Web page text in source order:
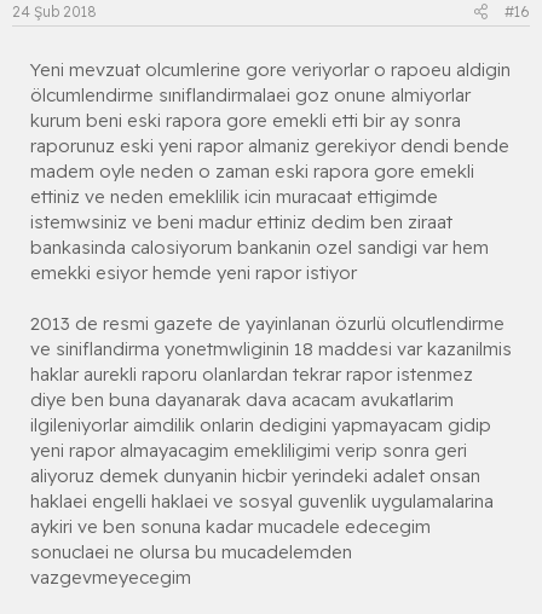
24 Şub 2018 #16
Yeni mevzuat olcumlerine gore veriyorlar o rapoeu aldigin
ölcumlendirme sıniflandirmalaei goz onune almiyorlar
kurum beni eski rapora gore emekli etti bir ay sonra
raporunuz eski yeni rapor almaniz gerekiyor dendi bende
madem oyle neden o zaman eski rapora gore emekli
ettiniz ve neden emeklilik icin muracaat ettigimde
istemwsiniz ve beni madur ettiniz dedim ben ziraat
bankasinda calosiyorum bankanin ozel sandigi var hem
emekki esiyor hemde yeni rapor istiyor
2013 de resmi gazete de yayinlanan özurlü olcutlendirme
ve siniflandirma yonetmwliginin 18 maddesi var kazanilmis
haklar aurekli raporu olanlardan tekrar rapor istenmez
diye ben buna dayanarak dava acacam avukatlarim
ilgileniyorlar aimdilik onlarin dedigini yapmayacam gidip
yeni rapor almayacagim emekliligimi verip sonra geri
aliyoruz demek dunyanin hicbir yerindeki adalet onsan
haklaei engelli haklaei ve sosyal guvenlik uygulamalarina
aykiri ve ben sonuna kadar mucadele edecegim
sonuclaei ne olursa bu mucadelemden
vazgevmeyecegim